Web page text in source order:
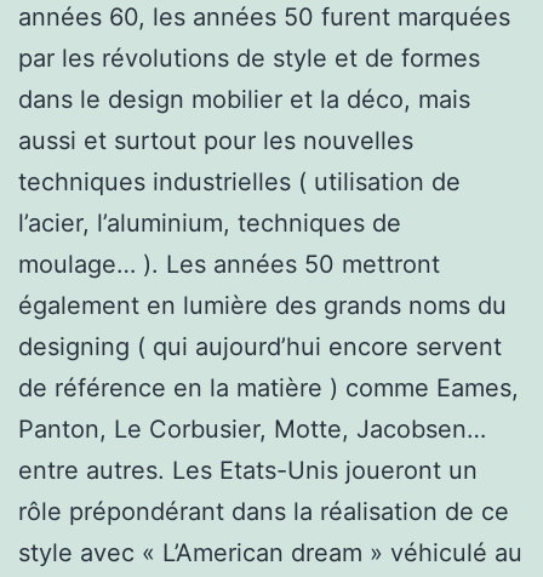
années 60, les années 50 furent marquées
par les révolutions de style et de formes
dans le design mobilier et la déco, mais
aussi et surtout pour les nouvelles
techniques industrielles ( utilisation de
l’acier, l’aluminium, techniques de
moulage… ). Les années 50 mettront
également en lumière des grands noms du
designing ( qui aujourd’hui encore servent
de référence en la matière ) comme Eames,
Panton, Le Corbusier, Motte, Jacobsen…
entre autres. Les Etats-Unis joueront un
rôle prépondérant dans la réalisation de ce
style avec « L’American dream » véhiculé au